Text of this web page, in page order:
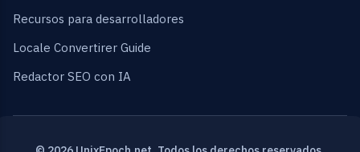
Recursos para desarrolladores
Locale Convertirer Guide
Redactor SEO con IA